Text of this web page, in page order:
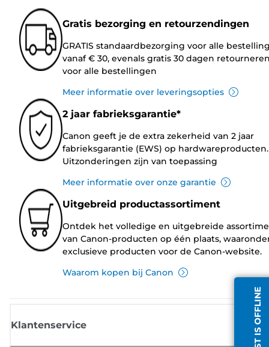
Gratis bezorging en retourzendingen
GRATIS standaardbezorging voor alle
vanaf € 30, evenals gratis 30 dagen
voor alle bestellingen
Meer informatie over leveringsopties
2 jaar fabrieksgarantie*
Canon geeft je de extra zekerheid van 2 jaar
fabrieksgarantie (EWS) op hardwareproducten.
Uitzonderingen zijn van toepassing
Meer informatie over onze garantie
Uitgebreid productassortiment
Ontdek het volledige en uitgebreide
van Canon-producten op één plaats,
exclusieve producten voor de Canon-website.
Waarom kopen bij Canon
Klantenservice